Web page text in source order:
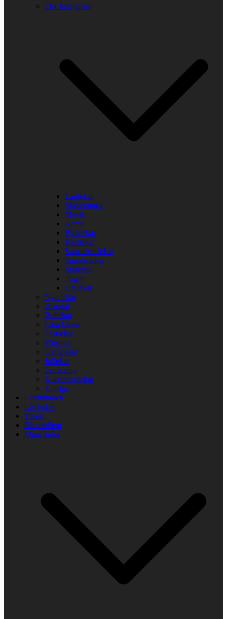
Fler kategorier
Laglekar
Midsommar
Musik
Namn
Påsklekar
Rastlekar
Samarbetslekar
Snabbalekar
Stafetter
Tagen
Utelekar
Nya lekar
Blandat
Bollekar
Lära känna
Festlekar
Förskola
Gympasal
Jullekar
Femkamp
Klassrumslekar
Kluriga
Lekfinnaren
Lekindex
Tipsa!
Bli medlem
Mina Sidor